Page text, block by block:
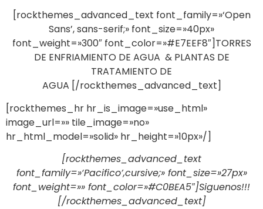
[rockthemes_advanced_text font_family=»‘Open
Sans’, sans-serif;» font_size=»40px»
font_weight=»300″ font_color=»#E7EEF8″]TORRES
DE ENFRIAMIENTO DE AGUA & PLANTAS DE
TRATAMIENTO DE
AGUA [/rockthemes_advanced_text]
[rockthemes_hr hr_is_image=»use_html»
image_url=»» tile_image=»no»
hr_html_model=»solid» hr_height=»10px»/]
[rockthemes_advanced_text
font_family=»‘Pacifico’,cursive;» font_size=»27px»
font_weight=»» font_color=»#C0BEA5″]Siguenos!!!
[/rockthemes_advanced_text]